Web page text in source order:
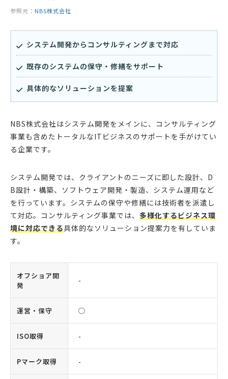
参照元： NBS株式会社
システム開発からコンサルティングまで対応
既存のシステムの保守・修繕をサポート
具体的なソリューションを提案
NBS株式会社はシステム開発をメインに、コンサルティング
事業も含めたトータルなITビジネスのサポートを手がけてい
る企業です。
システム開発では、クライアントのニーズに即した設計、D
B設計・構築、ソフトウェア開発・製造、システム運用など
を行っています。システムの保守や修繕には技術者を派遣し
て対応。コンサルティング事業では、 多様化するビジネス環
境に対応できる具体的なソリューション提案力を有していま
す。
オフショア開
発
-
運営・保守 ◯
ISO取得 -
Pマーク取得 -